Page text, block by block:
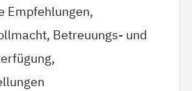
Empfehlungen,
Betreuungs- und